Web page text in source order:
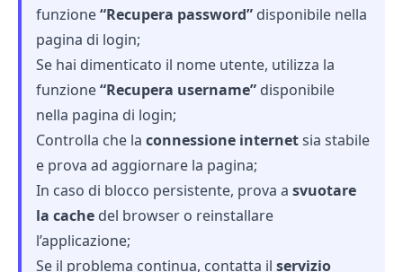
funzione“Recupera password” disponibile nella
pagina di login;
Se hai dimenticato il nome utente, utilizza la
funzione“Recupera username” disponibile
nella pagina di login;
Controlla che la connessione internetsia stabile
e prova ad aggiornare la pagina;
In caso di blocco persistente, prova a svuotare
la cache del browser o reinstallare
l’applicazione;
Se il problema continua, contatta il servizio